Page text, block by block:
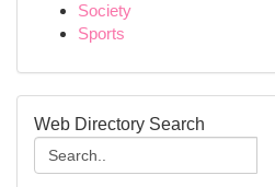
Society
Sports
Web Directory Search